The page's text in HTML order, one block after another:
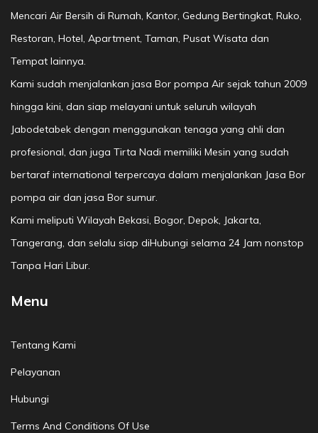
Mencari Air Bersih di Rumah, Kantor, Gedung Bertingkat, Ruko,
Restoran, Hotel, Apartment, Taman, Pusat Wisata dan
Tempat lainnya.
Kami sudah menjalankan jasa Bor pompa Air sejak tahun 2009
hingga kini, dan siap melayani untuk seluruh wilayah
Jabodetabek dengan menggunakan tenaga yang ahli dan
profesional, dan juga Tirta Nadi memiliki Mesin yang sudah
bertaraf international terpercaya dalam menjalankan Jasa Bor
pompa air dan jasa Bor sumur.
Kami meliputi Wilayah Bekasi, Bogor, Depok, Jakarta,
Tangerang, dan selalu siap diHubungi selama 24 Jam nonstop
Tanpa Hari Libur.
Menu
Tentang Kami
Pelayanan
Hubungi
Terms And Conditions Of Use